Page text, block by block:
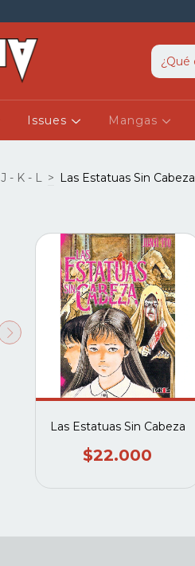
Issues Mangas
J - K - L > Las Estatuas Sin Cabeza
Las Estatuas Sin Cabeza
$22.000